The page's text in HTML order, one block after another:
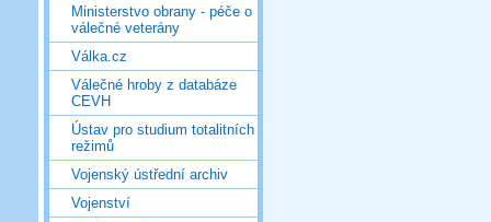
Ministerstvo obrany - péče o
válečné veterány
Válka.cz
Válečné hroby z databáze
CEVH
Ústav pro studium totalitních
režimů
Vojenský ústřední archiv
Vojenství